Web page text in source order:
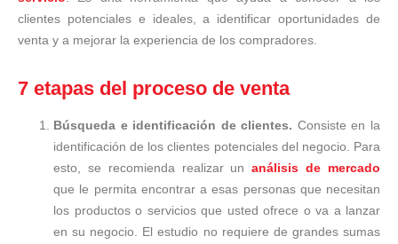
clientes potenciales e ideales, a identificar oportunidades de
venta y a mejorar la experiencia de los compradores.
7 etapas del proceso de venta
Búsqueda e identificación de clientes. Consiste en la
identificación de los clientes potenciales del negocio. Para
esto, se recomienda realizar unanálisis de mercado
que le permita encontrar a esas personas que necesitan
los productos o servicios que usted ofrece o va a lanzar
en su negocio. El estudio no requiere de grandes sumas